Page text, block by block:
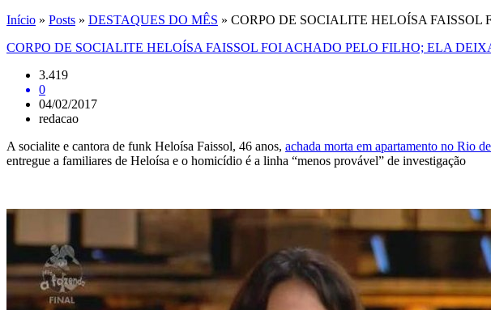
Início » Posts » DESTAQUES DO MÊS » CORPO DE SOCIALITE HELOÍSA
CORPO DE SOCIALITE HELOÍSA FAISSOL FOI ACHADO PELO FILHO; ELA
3.419
0
04/02/2017
redacao
A socialite e cantora de funk Heloísa Faissol, 46 anos, achada morta em apartamento no Rio
entregue a familiares de Heloísa e o homicídio é a linha “menos provável” de investigação